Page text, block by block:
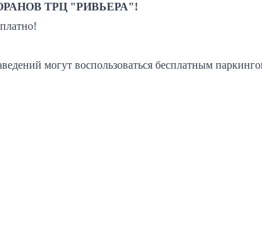
ТРЦ "РИВЬЕРА"!
могут воспользоваться бесплатным